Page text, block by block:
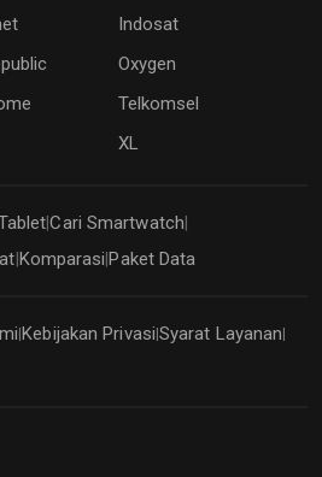
Indosat
Oxygen
Telkomsel
XL
|Cari Smartwatch|
|Komparasi|Paket Data
Kebijakan Privasi Syarat Layanan